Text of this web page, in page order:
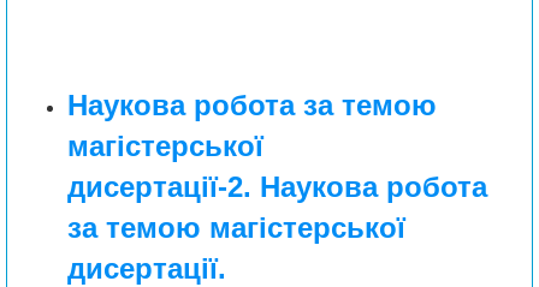
Наукова робота за темою
магістерської
дисертації-2. Наукова робота
за темою магістерської
дисертації.